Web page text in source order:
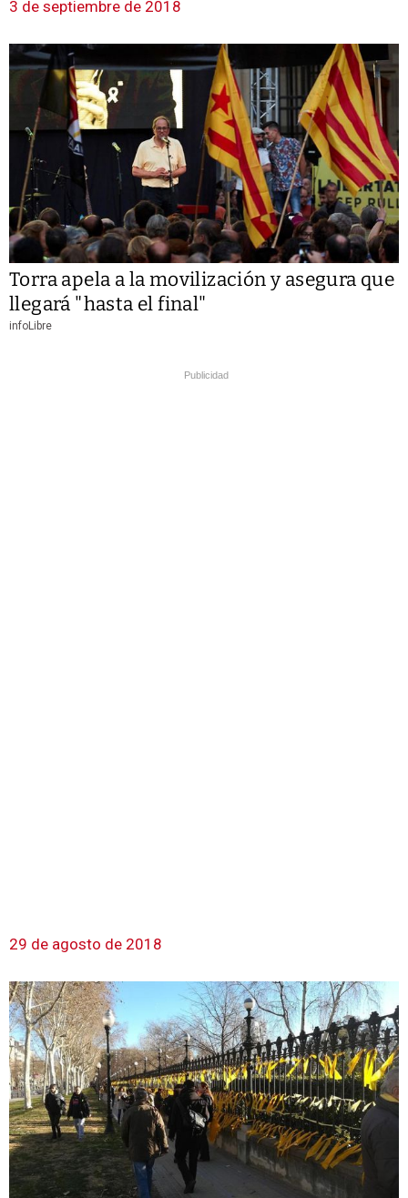
3 de septiembre de 2018
Torra apela a la movilización y asegura que
llegará "hasta el final"
infoLibre
Publicidad
29 de agosto de 2018